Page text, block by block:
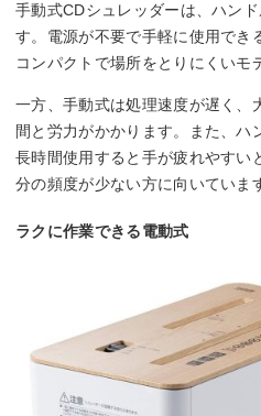
手動式CDシュレッダーは、ハン
す。電源が不要で手軽に使用でき
コンパクトで場所をとりにくいモ
一方、手動式は処理速度が遅く、
間と労力がかかります。また、ハ
長時間使用すると手が疲れやすい
分の頻度が少ない方に向いていま
ラクに作業できる電動式